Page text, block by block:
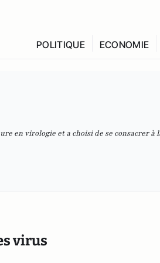
POLITIQUE ECONOMIE
en virologie et a choisi de se consacrer
virus